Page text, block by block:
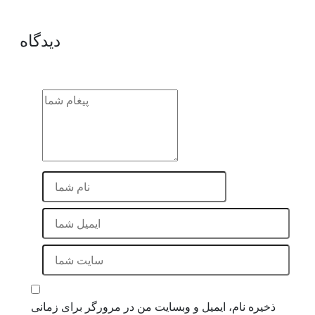
دیدگاه
ذخیره نام، ایمیل و وبسایت من در مرورگر برای زمانی